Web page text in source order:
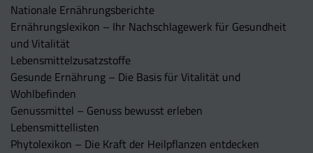
Nationale Ernährungsberichte
Ernährungslexikon – Ihr Nachschlagewerk für Gesundheit
und Vitalität
Lebensmittelzusatzstoffe
Gesunde Ernährung – Die Basis für Vitalität und
Wohlbefinden
Genussmittel – Genuss bewusst erleben
Lebensmittellisten
Phytolexikon – Die Kraft der Heilpflanzen entdecken